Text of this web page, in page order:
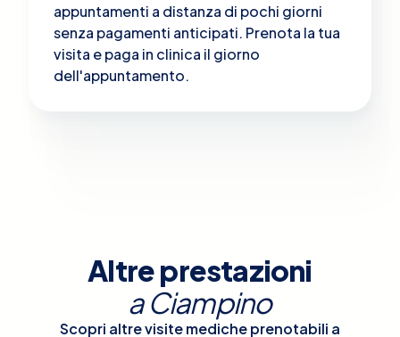
appuntamenti a distanza di pochi giorni
senza pagamenti anticipati. Prenota la tua
visita e paga in clinica il giorno
dell'appuntamento.
Altre prestazioni
aCiampino
Scopri altre visite mediche prenotabili a